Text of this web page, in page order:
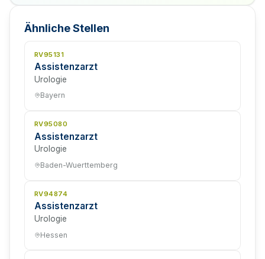
Ähnliche Stellen
RV95131
Assistenzarzt
Urologie
Bayern
RV95080
Assistenzarzt
Urologie
Baden-Wuerttemberg
RV94874
Assistenzarzt
Urologie
Hessen